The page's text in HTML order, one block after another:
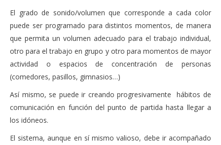
El grado de sonido/volumen que corresponde a cada color
puede ser programado para distintos momentos, de manera
que permita un volumen adecuado para el trabajo individual,
otro para el trabajo en grupo y otro para momentos de mayor
actividad o espacios de concentración de personas
(comedores, pasillos, gimnasios…)
Así mismo, se puede ir creando progresivamente hábitos de
comunicación en función del punto de partida hasta llegar a
los idóneos.
El sistema, aunque en sí mismo valioso, debe ir acompañado